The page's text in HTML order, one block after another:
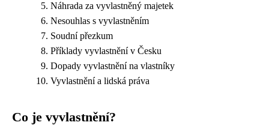
Náhrada za vyvlastněný majetek
Nesouhlas s vyvlastněním
Soudní přezkum
Příklady vyvlastnění v Česku
Dopady vyvlastnění na vlastníky
Vyvlastnění a lidská práva
Co je vyvlastnění?